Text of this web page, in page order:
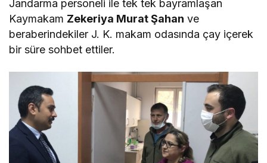
Jandarma personeli ile tek tek bayramlaşan
Kaymakam Zekeriya Murat Şahan ve
beraberindekiler J. K. makam odasında çay içerek
bir süre sohbet ettiler.